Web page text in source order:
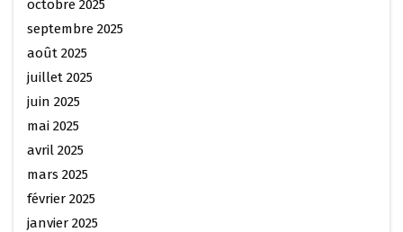
octobre 2025
septembre 2025
août 2025
juillet 2025
juin 2025
mai 2025
avril 2025
mars 2025
février 2025
janvier 2025